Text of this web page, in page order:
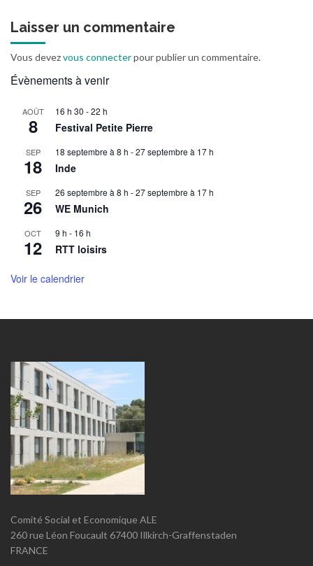
Laisser un commentaire
Vous devezvous connecterpour publier un commentaire.
Évènements à venir
AOÛT
8
16 h 30 -22 h
Festival Petite Pierre
SEP
18
18 septembre à 8 h -27 septembre à 17 h
Inde
SEP
26
26 septembre à 8 h -27 septembre à 17 h
WE Munich
OCT
12
9 h - 16 h
RTT loisirs
Voir le calendrier
Comité Social et Economique ALE
260 rue Léon Foucault 67400 Illkirch-Graffenstaden
FRANCE